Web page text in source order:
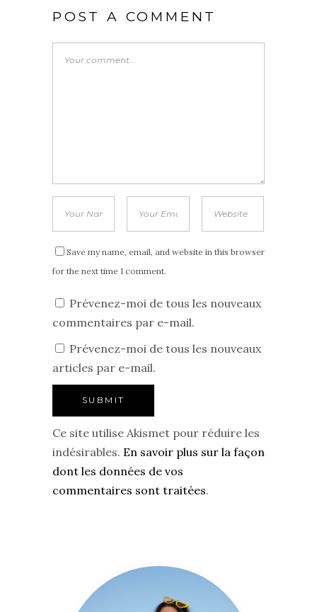
POST A COMMENT
Save my name, email, and website in this browser
for the next time I comment.
Prévenez-moi de tous les nouveaux
commentaires par e-mail.
Prévenez-moi de tous les nouveaux
articles par e-mail.
Ce site utilise Akismet pour réduire les
indésirables. En savoir plus sur la façon
dont les données de vos
commentaires sont traitées.